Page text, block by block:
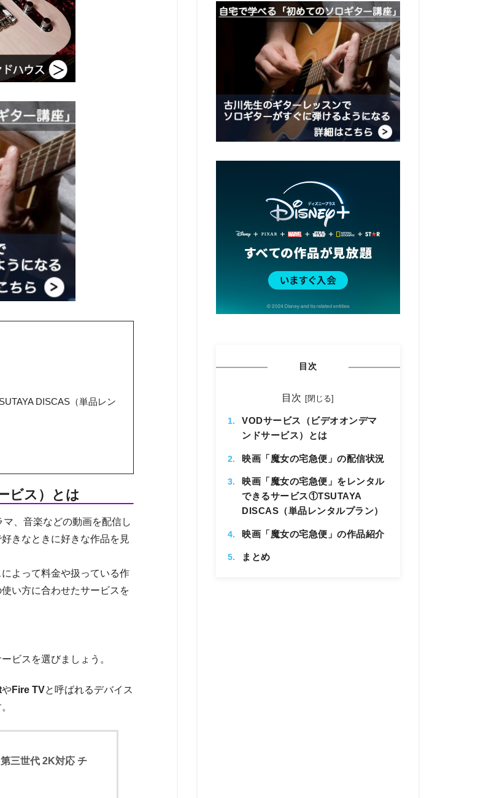
DISCAS（単品レン
ビス）とは
、音楽などの動画を配信し
きなときに好きな作品を見
よって料金や扱っている作
い方に合わせたサービスを
ビスを選びましょう。
やFire TVと呼ばれるデバイス
三世代 2K対応 チ
目次
目次
VODサービス（ビデオオンデマ
ンドサービス）とは
映画「魔女の宅急便」の配信状況
映画「魔女の宅急便」をレンタル
できるサービス①TSUTAYA
DISCAS（単品レンタルプラン）
映画「魔女の宅急便」の作品紹介
まとめ